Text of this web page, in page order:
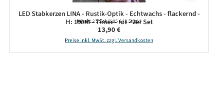
LED Stabkerzen LINA - Rustik-Optik - Echtwachs - flackernd -
H: 15cm - Timer - rot - 2er Set
Inhalt:2 Stück(6,95 € / 1 Stück)
Regulärer Preis:
13,90 €
Preise inkl. MwSt. zzgl. Versandkosten